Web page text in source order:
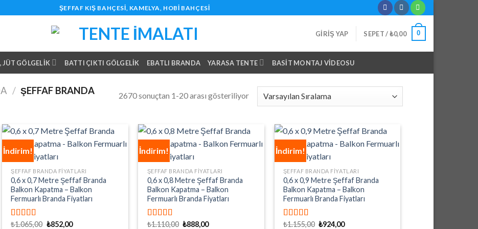
ŞEFFAF KIŞ BAHÇESI, KAMELYA, HOBI BAHÇESI
GIRIŞ YAP SEPET /₺0,00 0
JÜT GÖLGELIK BATTI ÇIKTI GÖLGELIK EBATLI BRANDA YARASA TENTE BASIT MONTAJ VIDEOSU
/ ŞEFFAF BRANDA
2670 sonuçtan 1-20 arası gösteriliyor
İndirim!
ŞEFFAF BRANDA FIYATLARI
0,6 x 0,7 Metre Şeffaf Branda
Balkon Kapatma – Balkon
Fermuarlı Branda Fiyatları
5 üzerinden
₺1.065,00 Orijinal
₺852,00Şu
İndirim!
ŞEFFAF BRANDA FIYATLARI
0,6 x 0,8 Metre Şeffaf Branda
Balkon Kapatma – Balkon
Fermuarlı Branda Fiyatları
5 üzerinden
₺1.110,00 Orijinal
₺888,00Şu
İndirim!
ŞEFFAF BRANDA FIYATLARI
0,6 x 0,9 Metre Şeffaf Branda
Balkon Kapatma – Balkon
Fermuarlı Branda Fiyatları
5 üzerinden
₺1.155,00 Orijinal
₺924,00Şu